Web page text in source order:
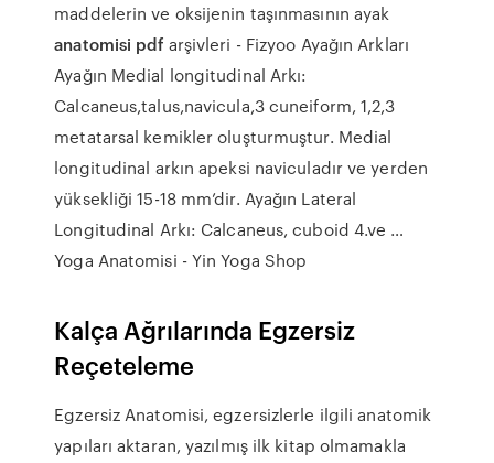
maddelerin ve oksijenin taşınmasının ayak
anatomisi pdf arşivleri - Fizyoo Ayağın Arkları
Ayağın Medial longitudinal Arkı:
Calcaneus,talus,navicula,3 cuneiform, 1,2,3
metatarsal kemikler oluşturmuştur. Medial
longitudinal arkın apeksi naviculadır ve yerden
yüksekliği 15-18 mm’dir. Ayağın Lateral
Longitudinal Arkı: Calcaneus, cuboid 4.ve …
Yoga Anatomisi - Yin Yoga Shop
Kalça Ağrılarında Egzersiz
Reçeteleme
Egzersiz Anatomisi, egzersizlerle ilgili anatomik
yapıları aktaran, yazılmış ilk kitap olmamakla